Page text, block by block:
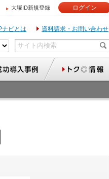
大塚ID新規登録 ログイン
ナビとは 資料請求・お問い合わせ